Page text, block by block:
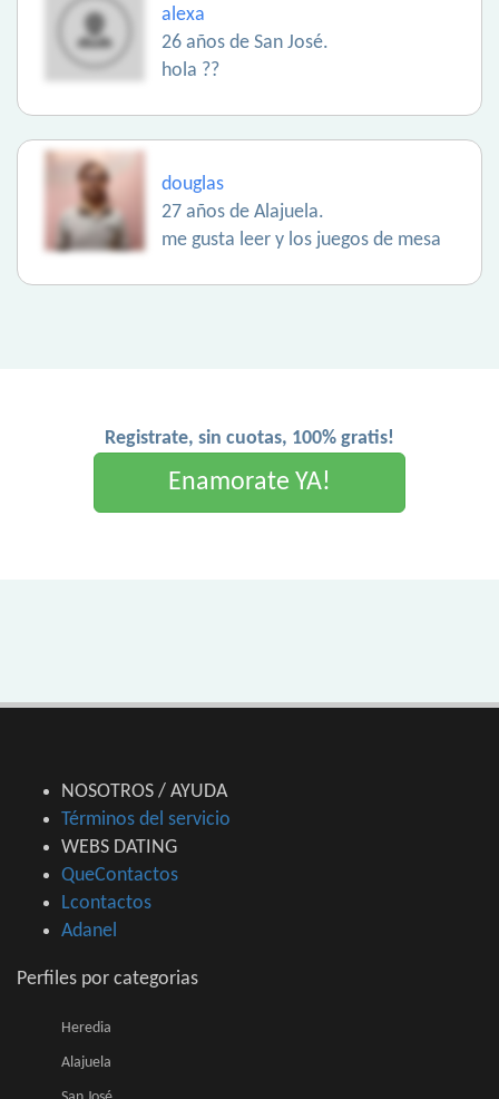
alexa
26 años de San José.
hola ??
douglas
27 años de Alajuela.
me gusta leer y los juegos de mesa
Registrate, sin cuotas, 100% gratis!
Enamorate YA!
NOSOTROS / AYUDA
Términos del servicio
WEBS DATING
QueContactos
Lcontactos
Adanel
Perfiles por categorias
Heredia
Alajuela